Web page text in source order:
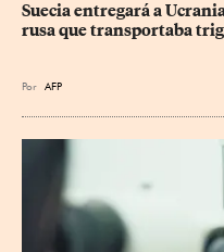
Suecia entregará a
rusa que transportaba
Por AFP